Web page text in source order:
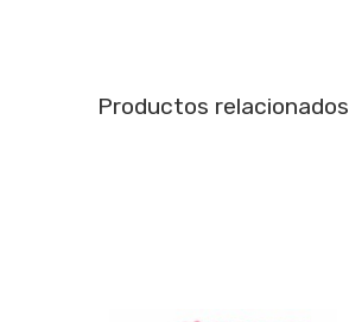
Productos relacionados